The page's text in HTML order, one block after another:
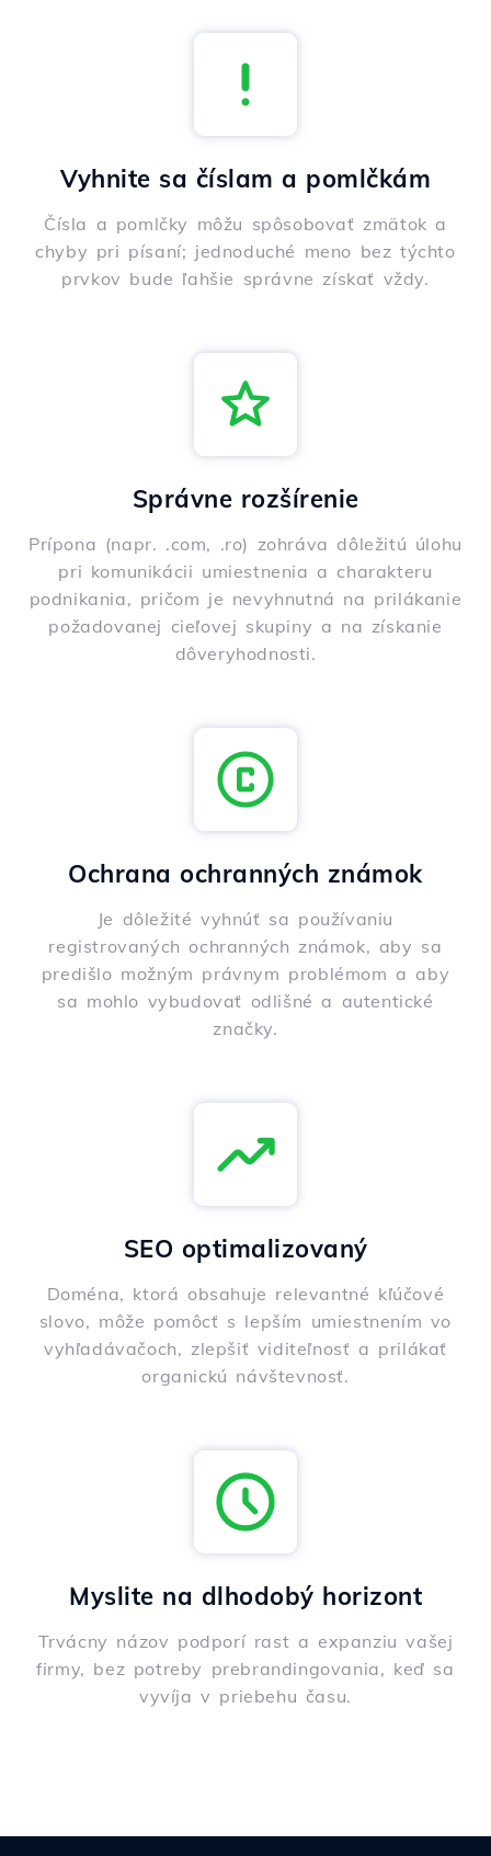
Vyhnite sa číslam a pomlčkám
Čísla a pomlčky môžu spôsobovať zmätok a
chyby pri písaní; jednoduché meno bez týchto
prvkov bude ľahšie správne získať vždy.
Správne rozšírenie
Prípona (napr. .com, .ro) zohráva dôležitú úlohu
pri komunikácii umiestnenia a charakteru
podnikania, pričom je nevyhnutná na prilákanie
požadovanej cieľovej skupiny a na získanie
dôveryhodnosti.
Ochrana ochranných známok
Je dôležité vyhnúť sa používaniu
registrovaných ochranných známok, aby sa
predišlo možným právnym problémom a aby
sa mohlo vybudovať odlišné a autentické
značky.
SEO optimalizovaný
Doména, ktorá obsahuje relevantné kľúčové
slovo, môže pomôcť s lepším umiestnením vo
vyhľadávačoch, zlepšiť viditeľnosť a prilákať
organickú návštevnosť.
Myslite na dlhodobý horizont
Trvácny názov podporí rast a expanziu vašej
firmy, bez potreby prebrandingovania, keď sa
vyvíja v priebehu času.